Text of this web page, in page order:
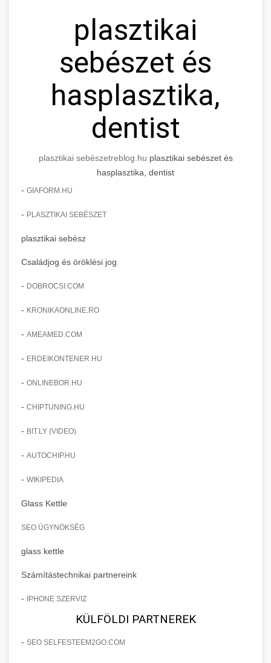
plasztikai
sebészet és
hasplasztika,
dentist
plasztikai sebészetreblog.hu plasztikai sebészet és
hasplasztika, dentist
- GIAFORM.HU
- PLASZTIKAI SEBÉSZET
plasztikai sebész
Családjog és öröklési jog
- DOBROCSI.COM
- KRONIKAONLINE.RO
- AMEAMED.COM
- ERDEIKONTENER.HU
- ONLINEBOR.HU
- CHIPTUNING.HU
- BIT.LY (VIDEO)
- AUTOCHIP.HU
- WIKIPEDIA
Glass Kettle
SEO ÜGYNÖKSÉG
glass kettle
Számítástechnikai partnereink
- IPHONE SZERVIZ
KÜLFÖLDI PARTNEREK
- SEO SELFESTEEM2GO.COM